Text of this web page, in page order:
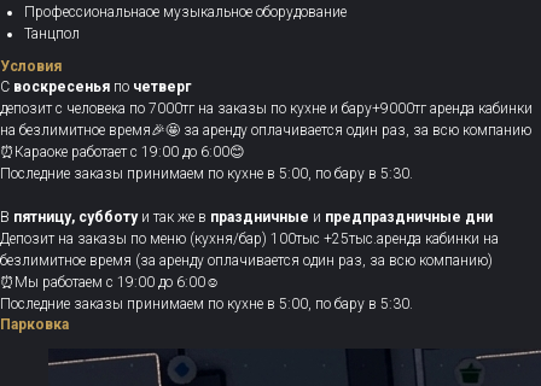
Профессиональнаое музыкальное оборудование
Танцпол
Условия
С воскресенья по четверг
депозит с человека по 7000тг на заказы по кухне и бару+9000тг аренда кабинки
на безлимитное время🎉🤩 за аренду оплачивается один раз, за всю компанию
⏰Караоке работает с 19:00 до 6:00😊
Последние заказы принимаем по кухне в 5:00, по бару в 5:30.
В пятницу, субботуи так же в праздничные и предпраздничные дни
Депозит на заказы по меню (кухня/бар) 100тыс +25тыс.аренда кабинки на
безлимитное время (за аренду оплачивается один раз, за всю компанию)
⏰Мы работаем с 19:00 до 6:00☺️
Последние заказы принимаем по кухне в 5:00, по бару в 5:30.
Парковка